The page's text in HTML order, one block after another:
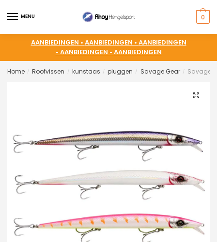
MENU 0
AANBIEDINGEN • AANBIEDINGEN • AANBIEDINGEN
• AANBIEDINGEN • AANBIEDINGEN
Home / Roofvissen / kunstaas / pluggen / Savage Gear / Savage
🔍